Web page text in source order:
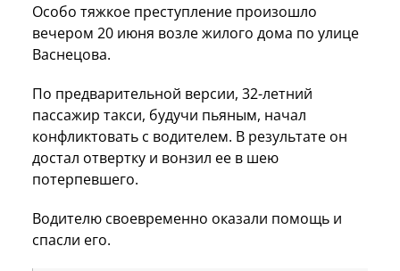
Особо тяжкое преступление произошло
вечером 20 июня возле жилого дома по улице
Васнецова.
По предварительной версии, 32-летний
пассажир такси, будучи пьяным, начал
конфликтовать с водителем. В результате он
достал отвертку и вонзил ее в шею
потерпевшего.
Водителю своевременно оказали помощь и
спасли его.